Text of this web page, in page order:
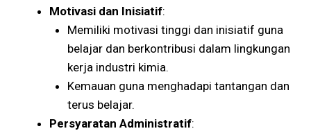
Motivasi dan Inisiatif:
Memiliki motivasi tinggi dan inisiatif guna
belajar dan berkontribusi dalam lingkungan
kerja industri kimia.
Kemauan guna menghadapi tantangan dan
terus belajar.
Persyaratan Administratif: